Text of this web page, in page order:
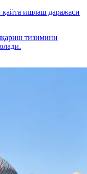
ишлаш даражаси
тизимини